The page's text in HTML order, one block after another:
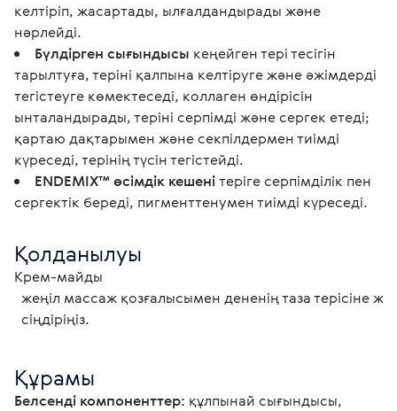
келтіріп, жасартады, ылғалдандырады және
нәрлейді.
Бүлдірген сығындысы кеңейген тері тесігін
тарылтуға, теріні қалпына келтіруге және әжімдерді
тегістеуге көмектеседі, коллаген өндірісін
ынталандырады, теріні серпімді және сергек етеді;
қартаю дақтарымен және секпілдермен тиімді
күреседі, терінің түсін тегістейді.
ENDEMIX™ өсімдік кешенітеріге серпімділік пен
сергектік береді, пигменттенумен тиімді күреседі.
Қолданылуы
Крем-майды
  сіңдіріңіз.
Құрамы
Белсенді компоненттер: құлпынай сығындысы,